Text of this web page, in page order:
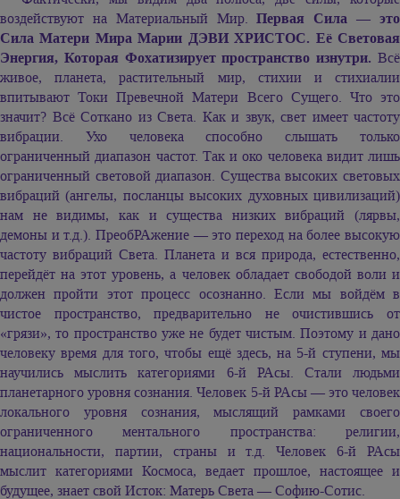
воздействуют на Материальный Мир.Первая Сила — это
Сила Матери Мира Марии ДЭВИ ХРИСТОС. Её Световая
Энергия, Которая Фохатизирует пространство изнутри. Всё
живое, планета, растительный мир, стихии и стихиалии
впитывают Токи Превечной Матери Всего Сущего. Что это
значит? Всё Соткано из Света. Как и звук, свет имеет частоту
вибрации. Ухо человека способно слышать только
ограниченный диапазон частот. Так и око человека видит лишь
ограниченный световой диапазон. Существа высоких световых
вибраций (ангелы, посланцы высоких духовных цивилизаций)
нам не видимы, как и существа низких вибраций (лярвы,
демоны и т.д.). ПреобРАжение — это переход на более высокую
частоту вибраций Света. Планета и вся природа, естественно,
перейдёт на этот уровень, а человек обладает свободой воли и
должен пройти этот процесс осознанно. Если мы войдём в
чистое пространство, предварительно не очистившись от
«грязи», то пространство уже не будет чистым. Поэтому и дано
человеку время для того, чтобы ещё здесь, на 5-й ступени, мы
научились мыслить категориями 6-й РАсы. Стали людьми
планетарного уровня сознания. Человек 5-й РАсы — это человек
локального уровня сознания, мыслящий рамками своего
ограниченного ментального пространства: религии,
национальности, партии, страны и т.д. Человек 6-й РАсы
мыслит категориями Космоса, ведает прошлое, настоящее и
будущее, знает свой Исток: Матерь Света — Софию-Сотис.